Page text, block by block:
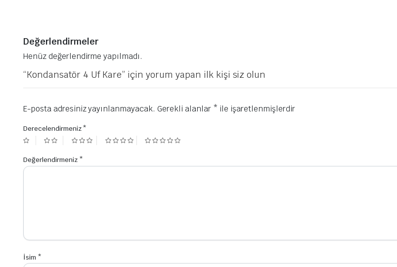
Değerlendirmeler
Henüz değerlendirme yapılmadı.
“Kondansatör 4 Uf Kare” için yorum yapan ilk kişi siz olun
E-posta adresiniz yayınlanmayacak. Gerekli alanlar * ile işaretlenmişlerdir
Derecelendirmeniz*
Değerlendirmeniz *
İsim *